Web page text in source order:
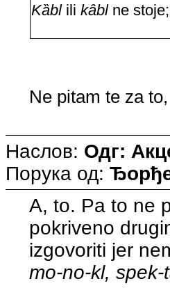
Kȁblilikȃblne
Ne pitam te za
Наслов: Одг:
Порука од:
A, to. Pa to ne
pokriveno
izgovoriti jer
mo-no-kl, spek-